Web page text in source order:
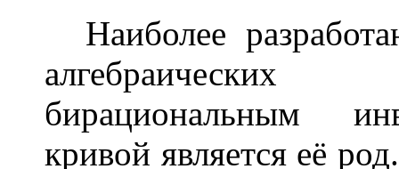
Наиболее
бирациональным
кривой является её